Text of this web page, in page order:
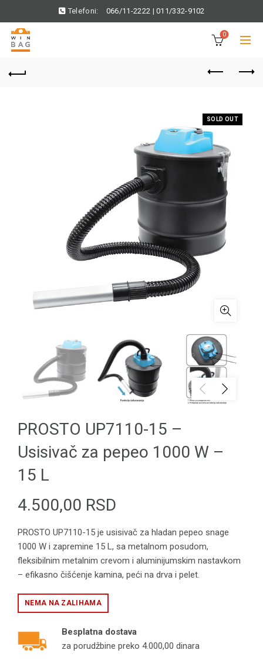
Telefoni: 066/11-2222 |011/332-9102
0
SOLD OUT
PROSTO UP7110-15 –
Usisivač za pepeo 1000 W –
15 L
4.500,00 RSD
PROSTO UP7110-15 je usisivač za hladan pepeo snage
1000 W i zapremine 15 L, sa metalnom posudom,
fleksibilnim metalnim crevom i aluminijumskim nastavkom
– efikasno čišćenje kamina, peći na drva i pelet.
NEMA NA ZALIHAMA
Besplatna dostava
za porudžbine preko 4.000,00 dinara